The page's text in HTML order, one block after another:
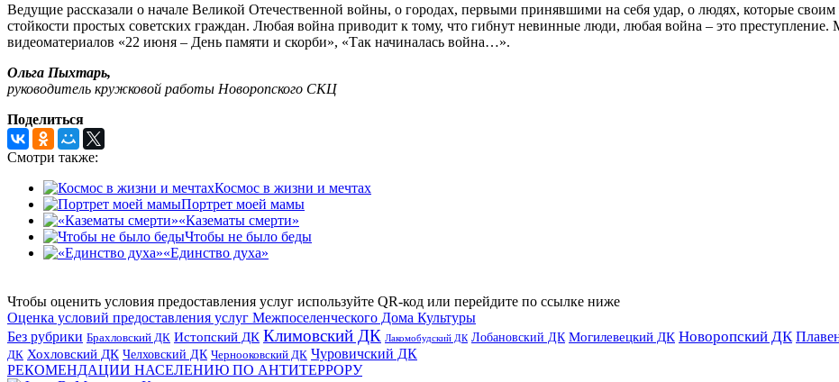
Ведущие рассказали о начале Великой Отечественной войны, о городах, первыми принявшими на себя удар, о людях, которые
стойкости простых советских граждан. Любая война приводит к тому, что гибнут невинные люди, любая война – это
видеоматериалов «22 июня – День памяти и скорби», «Так начиналась война…».
Ольга Пыхтарь,
руководитель кружковой работы Новоропского СКЦ
Поделиться
Смотри также:
Космос в жизни и мечтах
Портрет моей мамы
«Казематы смерти»
Чтобы не было беды
«Единство духа»
Чтобы оценить условия предоставления услуг используйте QR-код или перейдите по ссылке ниже
Оценка условий предоставления услуг Межпоселенческого Дома Культуры
Без рубрики Брахловский ДК Истопский ДК Климовский ДК Лакомобудский ДК Лобановский ДК Могилевецкий ДК Новоропский ДК
ДК Хохловский ДК Челховский ДК Чернооковский ДК Чуровичский ДК
РЕКОМЕНДАЦИИ НАСЕЛЕНИЮ ПО АНТИТЕРРОРУ